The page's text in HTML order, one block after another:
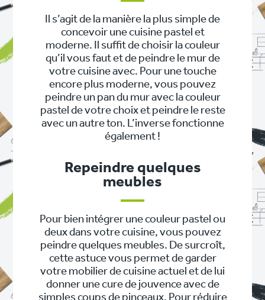
Il s’agit de la manière la plus simple de
concevoir une cuisine pastel et
moderne. Il suffit de choisir la couleur
qu’il vous faut et de peindre le mur de
votre cuisine avec. Pour une touche
encore plus moderne, vous pouvez
peindre un pan du mur avec la couleur
pastel de votre choix et peindre le reste
avec un autre ton. L’inverse fonctionne
également !
Repeindre quelques
meubles
Pour bien intégrer une couleur pastel ou
deux dans votre cuisine, vous pouvez
peindre quelques meubles. De surcroît,
cette astuce vous permet de garder
votre mobilier de cuisine actuel et de lui
donner une cure de jouvence avec de